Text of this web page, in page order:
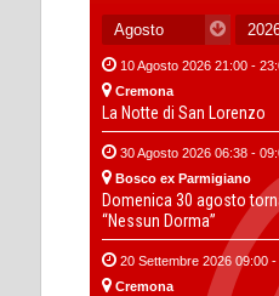
10 Agosto 2026 21:00 -
Cremona
La Notte di San Lorenzo
30 Agosto 2026 06:38 -
Bosco ex Parmigiano
Domenica 30 agosto
“Nessun Dorma”
20 Settembre 2026 09:00
Cremona